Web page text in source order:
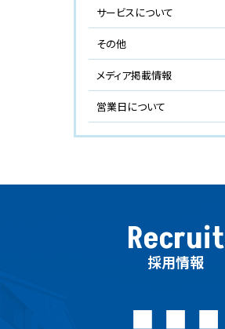
サービスについて
その他
メディア掲載情報
営業日について
Recruit
採用情報